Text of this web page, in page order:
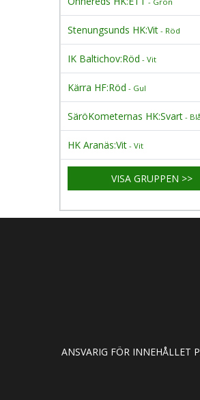
Stenungsunds HK:Vit - Röd
IK Baltichov:Röd - Vit
Kärra HF:Röd - Gul
SäröKometernas HK:Svart -
HK Aranäs:Vit - Vit
VISA GRUPPEN >>
ANSVARIG FÖR INNEHÅLLET